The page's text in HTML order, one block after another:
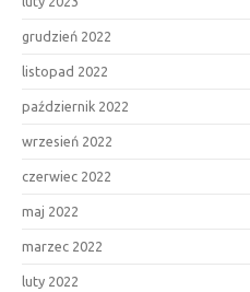
grudzień 2022
listopad 2022
październik 2022
wrzesień 2022
czerwiec 2022
maj 2022
marzec 2022
luty 2022